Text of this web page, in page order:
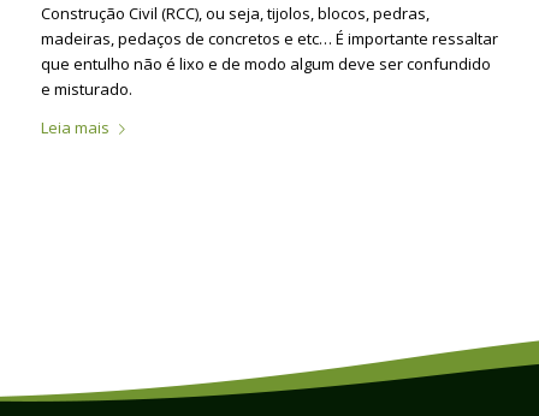
Construção Civil (RCC), ou seja, tijolos, blocos, pedras,
madeiras, pedaços de concretos e etc… É importante ressaltar
que entulho não é lixo e de modo algum deve ser confundido
e misturado.
Leia mais